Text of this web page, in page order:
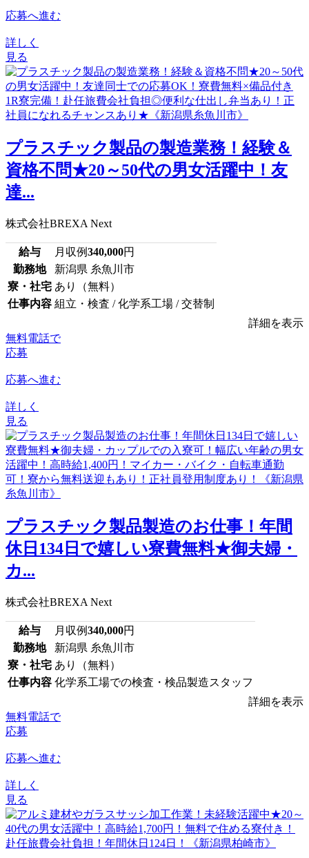
応募へ進む
詳しく
見る
プラスチック製品の製造業務！経験＆
資格不問★20～50代の男女活躍中！友
達...
株式会社BREXA Next
給与 月収例340,000円
勤務地
新潟県 糸魚川市
寮・社宅 あり（無料）
仕事内容 組立・検査 / 化学系工場 / 交替制
詳細を表示
無料電話で
応募
応募へ進む
詳しく
見る
プラスチック製品製造のお仕事！年間
休日134日で嬉しい寮費無料★御夫婦・
カ...
株式会社BREXA Next
給与 月収例340,000円
勤務地
新潟県 糸魚川市
寮・社宅 あり（無料）
仕事内容 化学系工場での検査・検品製造スタッフ
詳細を表示
無料電話で
応募
応募へ進む
詳しく
見る